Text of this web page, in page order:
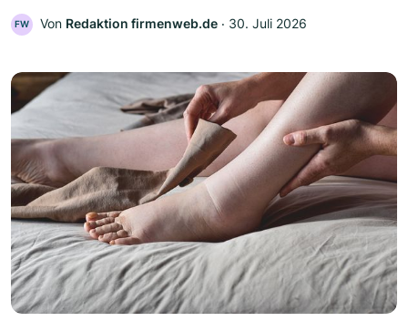
FW Von Redaktion firmenweb.de ‧ 30. Juli 2026